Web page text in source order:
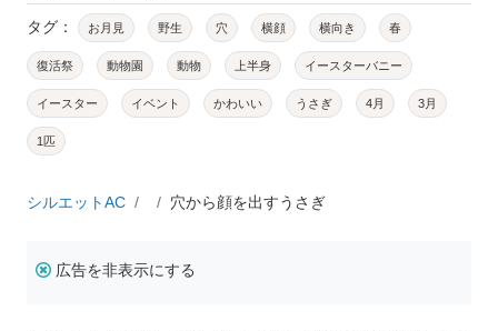
タグ： お月見 野生 穴 横顔 横向き 春
復活祭 動物園 動物 上半身 イースターバニー
イースター イベント かわいい うさぎ 4月 3月
1匹
シルエットAC 穴から顔を出すうさぎ
広告を非表示にする